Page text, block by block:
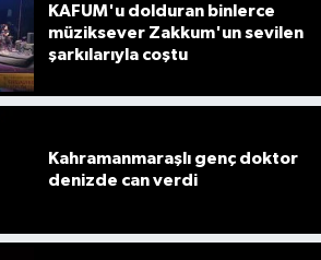
KAFUM'u dolduran binlerce
müziksever Zakkum'un sevilen
şarkılarıyla coştu
Kahramanmaraşlı genç doktor
denizde can verdi